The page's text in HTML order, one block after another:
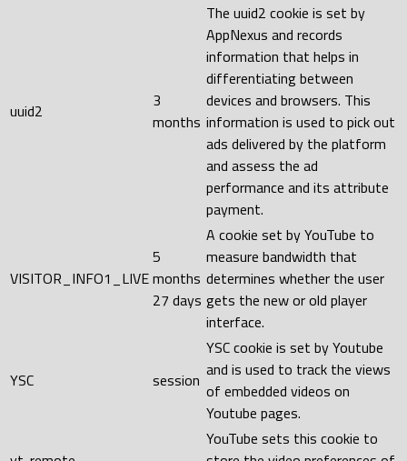
uuid2
3
months
The uuid2 cookie is set by
AppNexus and records
information that helps in
differentiating between
devices and browsers. This
information is used to pick out
ads delivered by the platform
and assess the ad
performance and its attribute
payment.
VISITOR_INFO1_LIVE
5
months
27 days
A cookie set by YouTube to
measure bandwidth that
determines whether the user
gets the new or old player
interface.
YSC session
YSC cookie is set by Youtube
and is used to track the views
of embedded videos on
Youtube pages.
YouTube sets this cookie to